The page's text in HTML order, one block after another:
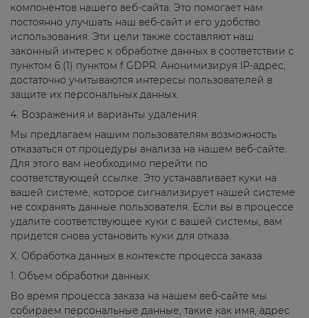
компонентов нашего веб-сайта. Это помогает нам
постоянно улучшать наш веб-сайт и его удобство
использования. Эти цели также составляют наш
законный интерес к обработке данных в соответствии с
пунктом 6 (1) пунктом f GDPR. Анонимизируя IP-адрес,
достаточно учитываются интересы пользователей в
защите их персональных данных.
4. Возражения и варианты удаления:
Мы предлагаем нашим пользователям возможность
отказаться от процедуры анализа на нашем веб-сайте.
Для этого вам необходимо перейти по
соответствующей ссылке. Это устанавливает куки на
вашей системе, которое сигнализирует нашей системе
не сохранять данные пользователя. Если вы в процессе
удалите соответствующее куки с вашей системы, вам
придется снова установить куки для отказа.
Х. Обработка данных в контексте процесса заказа
1. Объем обработки данных:
Во время процесса заказа на нашем веб-сайте мы
собираем персональные данные, такие как имя, адрес